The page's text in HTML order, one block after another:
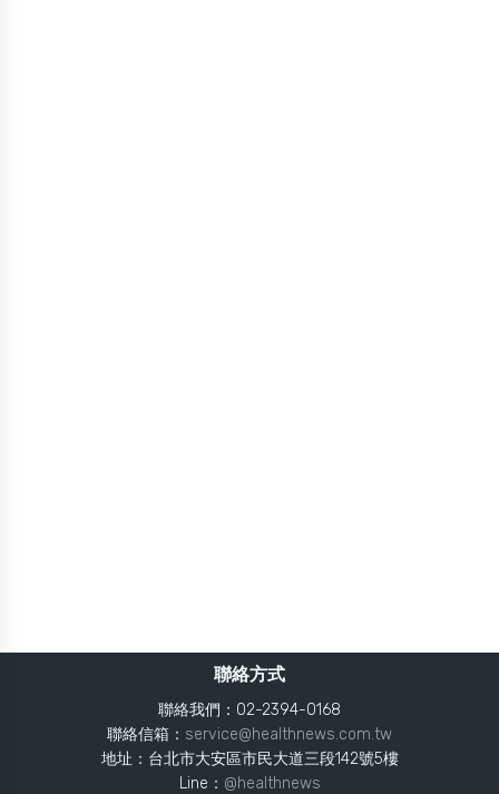
聯絡方式
聯絡我們：02-2394-0168
聯絡信箱： service@healthnews.com.tw
地址：台北市大安區市民大道三段142號5樓
Line： @healthnews